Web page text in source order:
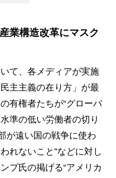
業構造改革にマスク
て、各メディアが実施
主主義の在り方」が最
有権者たちが“グローバ
準の低い労働者の切り
が遠い国の戦争に使わ
れないこと”などに対し
プ氏の掲げる“アメリカ